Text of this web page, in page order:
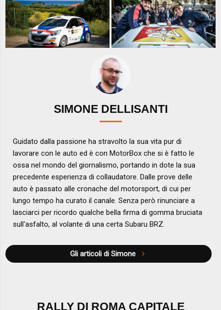
SIMONE DELLISANTI
Guidato dalla passione ha stravolto la sua vita pur di
lavorare con le auto ed è con MotorBox che si è fatto le
ossa nel mondo del giornalismo, portando in dote la sua
precedente esperienza di collaudatore. Dalle prove delle
auto è passato alle cronache del motorsport, di cui per
lungo tempo ha curato il canale. Senza però rinunciare a
lasciarci per ricordo qualche bella firma di gomma bruciata
sull'asfalto, al volante di una certa Subaru BRZ.
Gli articoli di Simone
RALLY DI ROMA CAPITALE